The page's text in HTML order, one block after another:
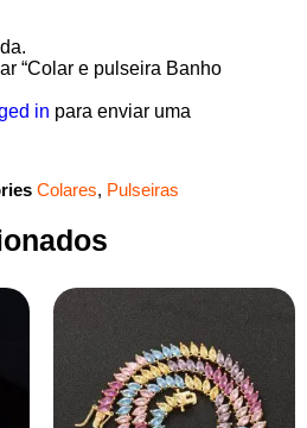
“Colar e pulseira Banho
in para enviar uma
Colares, Pulseiras